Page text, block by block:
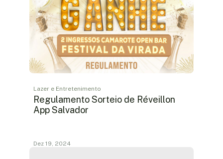
Lazer e Entretenimento
Regulamento Sorteio de Réveillon
App Salvador
Dez 19, 2024